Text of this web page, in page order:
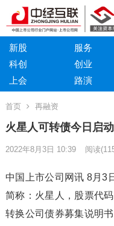
新股 服务
科创
创业
上会
路演
首页 再融资
火星人可转债今日启
2022年8月3日 10:39 阅读
中国上市公司网讯 8月3
简称：火星人，股票代
转换公司债券募集说明